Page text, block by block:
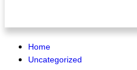
Home
Uncategorized